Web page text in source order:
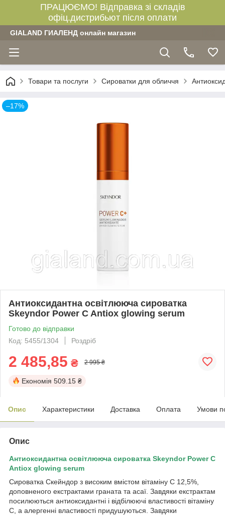
ПРАЦЮЄМО! Відправка зі складів
офіц.дистрибьют після оплати
GIALAND ГИАЛЕНД онлайн магазин
Товари та послуги Сироватки для обличчя
–17%
Антиоксидантна освітлююча сироватка
Skeyndor Power C Antiox glowing serum
Готово до відправки
Код: 5455/1304
Роздріб
2 485,85 ₴ 2 995 ₴
Економія 509.15 ₴
Опис Характеристики Доставка Оплата Умови
Опис
Антиоксидантна освітлююча сироватка Skeyndor Power C
Antiox glowing serum
Сироватка Скейндор з високим вмістом вітаміну С 12,5%,
доповненого екстрактами граната та асаї. Завдяки екстрактам
посилюються антиоксидантні і відбілюючі властивості вітаміну
С, а алергенні властивості придушуються. Завдяки